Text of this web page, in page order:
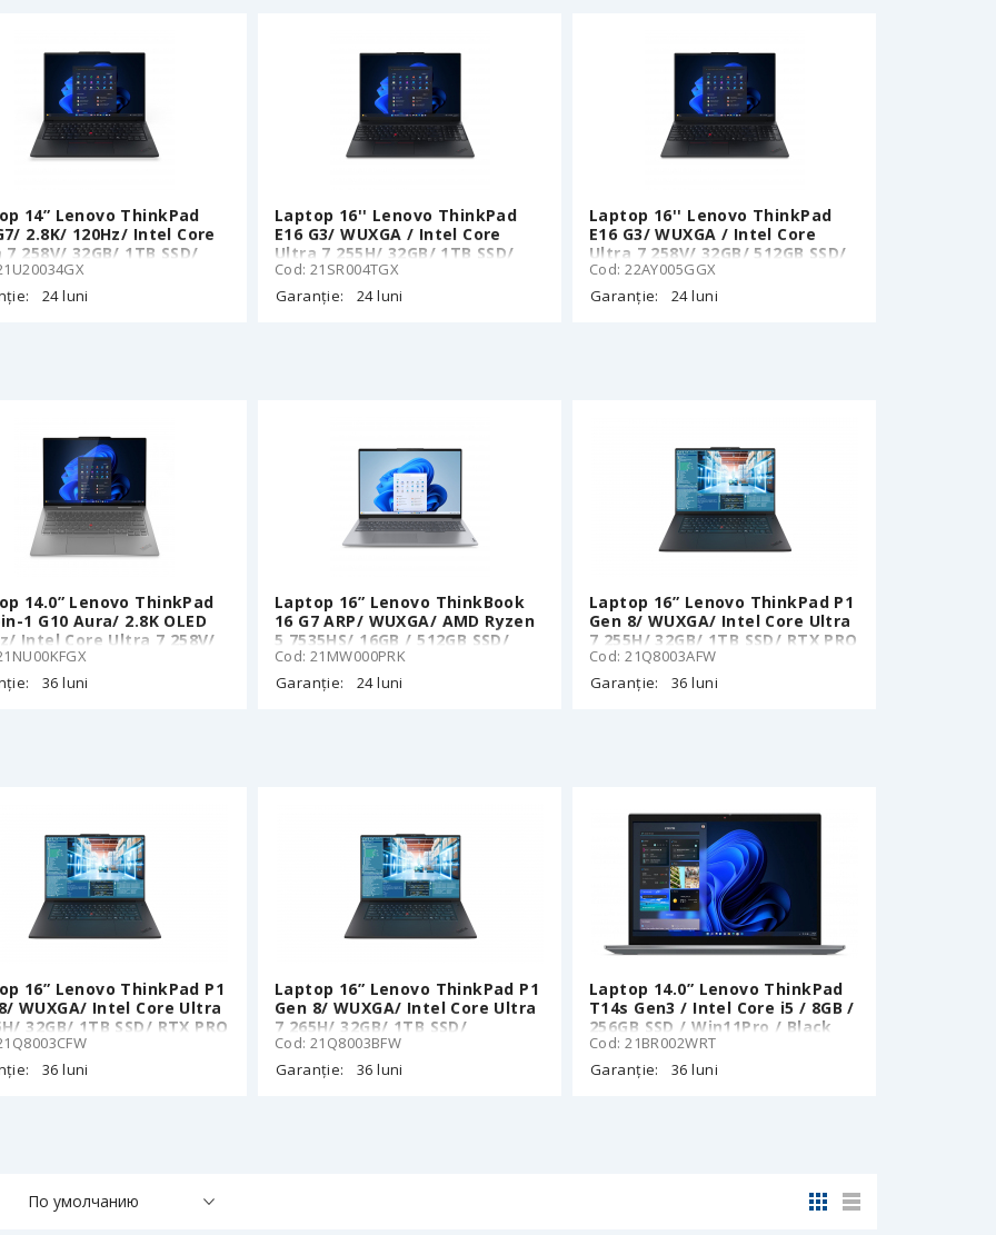
14” Lenovo ThinkPad
2.8K/ 120Hz/ Intel Core
258V/ 32GB/ 1TB SSD/
24 luni
Laptop 16'' Lenovo ThinkPad
E16 G3/ WUXGA / Intel Core
Ultra 7 255H/ 32GB/ 1TB SSD/
Black
Cod: 21SR004TGX
Garanție:
24 luni
Laptop 16'' Lenovo ThinkPad
E16 G3/ WUXGA / Intel Core
Ultra 7 258V/ 32GB/ 512GB SSD/
Black
Cod: 22AY005GGX
Garanție:
24 luni
14.0” Lenovo ThinkPad
1 G10 Aura/ 2.8K OLED
Intel Core Ultra 7 258V/
1TB SSD/ Win11Pro
36 luni
Laptop 16” Lenovo ThinkBook
16 G7 ARP/ WUXGA/ AMD Ryzen
5 7535HS/ 16GB / 512GB SSD/
Arctic Grey
Cod: 21MW000PRK
Garanție:
24 luni
Laptop 16” Lenovo ThinkPad P1
Gen 8/ WUXGA/ Intel Core Ultra
7 255H/ 32GB/ 1TB SSD/ RTX PRO
1000/ Win11Pro
Cod: 21Q8003AFW
Garanție:
36 luni
16” Lenovo ThinkPad P1
WUXGA/ Intel Core Ultra
32GB/ 1TB SSD/ RTX PRO
Win11Pro
36 luni
Laptop 16” Lenovo ThinkPad P1
Gen 8/ WUXGA/ Intel Core Ultra
7 265H/ 32GB/ 1TB SSD/
Win11Pro
Cod: 21Q8003BFW
Garanție:
36 luni
Laptop 14.0” Lenovo ThinkPad
T14s Gen3 / Intel Core i5 / 8GB /
256GB SSD / Win11Pro / Black
Cod: 21BR002WRT
Garanție:
36 luni
По умолчанию